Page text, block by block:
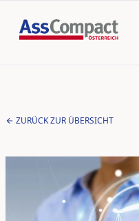
ZURÜCK ZUR ÜBERSICHT